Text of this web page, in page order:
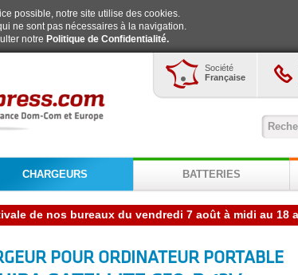
possible, notre site utilise des cookies.
ne sont pas nécessaires à la navigation.
notre Politique de Confidentialité.
Société
Française
CHARGEURS BATTERIES
POUR ORDINATEUR PORTABLE